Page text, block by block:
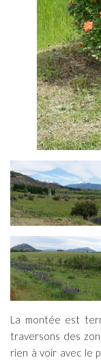
La montée est
traversons des
rien à voir avec le